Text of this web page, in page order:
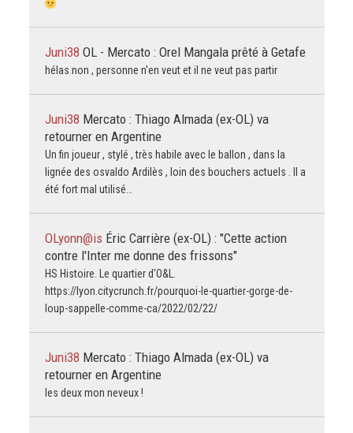
Juni38 OL - Mercato : Orel Mangala prêté à Getafe
hélas non , personne n'en veut et il ne veut pas partir
Juni38 Mercato : Thiago Almada (ex-OL) va
retourner en Argentine
Un fin joueur , stylé , très habile avec le ballon , dans la
lignée des osvaldo Ardilès , loin des bouchers actuels . Il a
été fort mal utilisé…
OLyonn@is Éric Carrière (ex-OL) : "Cette action
contre l'Inter me donne des frissons"
HS Histoire. Le quartier d'O&L.
https://lyon.citycrunch.fr/pourquoi-le-quartier-gorge-de-
loup-sappelle-comme-ca/2022/02/22/
Juni38 Mercato : Thiago Almada (ex-OL) va
retourner en Argentine
les deux mon neveux !